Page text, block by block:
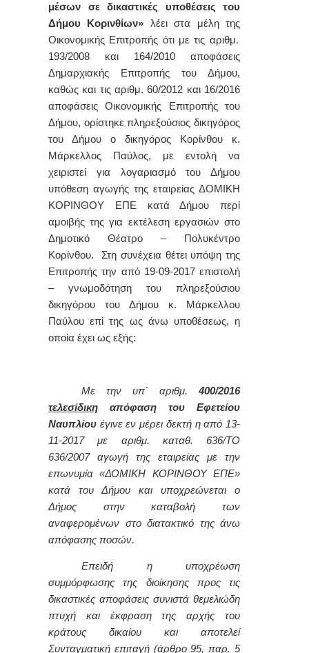
μέσων σε δικαστικές υποθέσεις του
Δήμου Κορινθίων» λέει στα μέλη της
Οικονομικής Επιτροπής ότι με τις αριθμ.
193/2008 και 164/2010 αποφάσεις
Δημαρχιακής Επιτροπής του Δήμου,
καθώς και τις αριθμ. 60/2012 και 16/2016
αποφάσεις Οικονομικής Επιτροπής του
Δήμου, ορίστηκε πληρεξούσιος δικηγόρος
του Δήμου ο δικηγόρος Κορίνθου κ.
Μάρκελλος Παύλος, με εντολή να
χειριστεί για λογαριασμό του Δήμου
υπόθεση αγωγής της εταιρείας ΔΟΜΙΚΗ
ΚΟΡΙΝΘΟΥ ΕΠΕ κατά Δήμου περί
αμοιβής της για εκτέλεση εργασιών στο
Δημοτικό Θέατρο – Πολυκέντρο
Κορίνθου. Στη συνέχεια θέτει υπόψη της
Επιτροπής την από 19-09-2017 επιστολή
– γνωμοδότηση του πληρεξούσιου
δικηγόρου του Δήμου κ. Μάρκελλου
Παύλου επί της ως άνω υποθέσεως, η
οποία έχει ως εξής:
Με την υπ΄ αριθμ. 400/2016
τελεσίδικη απόφαση του Εφετείου
Ναυπλίου έγινε εν μέρει δεκτή η από 13-
11-2017 με αριθμ. καταθ. 636/ΤΟ
636/2007 αγωγή της εταιρείας με την
επωνυμία «ΔΟΜΙΚΗ ΚΟΡΙΝΘΟΥ ΕΠΕ»
κατά του Δήμου και υποχρεώνεται ο
Δήμος στην καταβολή των
αναφερομένων στο διατακτικό της άνω
απόφασης ποσών.
Επειδή η υποχρέωση
συμμόρφωσης της διοίκησης προς τις
δικαστικές αποφάσεις συνιστά θεμελιώδη
πτυχή και έκφραση της αρχής του
κράτους δικαίου και αποτελεί
Συνταγματική επιταγή (άρθρο 95, παρ. 5